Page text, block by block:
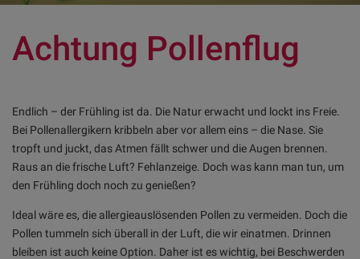
Achtung Pollenflug
Endlich – der Frühling ist da. Die Natur erwacht und lockt ins Freie.
Bei Pollenallergikern kribbeln aber vor allem eins – die Nase. Sie
tropft und juckt, das Atmen fällt schwer und die Augen brennen.
Raus an die frische Luft? Fehlanzeige. Doch was kann man tun, um
den Frühling doch noch zu genießen?
Ideal wäre es, die allergieauslösenden Pollen zu vermeiden. Doch die
Pollen tummeln sich überall in der Luft, die wir einatmen. Drinnen
bleiben ist auch keine Option. Daher ist es wichtig, bei Beschwerden